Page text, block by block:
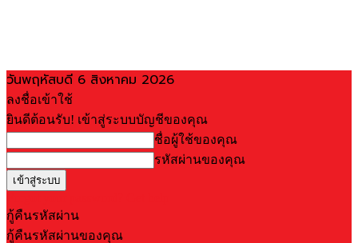
วันพฤหัสบดี 6 สิงหาคม 2026
ลงชื่อเข้าใช้
ยินดีต้อนรับ! เข้าสู่ระบบบัญชีของคุณ
ชื่อผู้ใช้ของคุณ
รหัสผ่านของคุณ
กู้คืนรหัสผ่าน
กู้คืนรหัสผ่านของคุณ